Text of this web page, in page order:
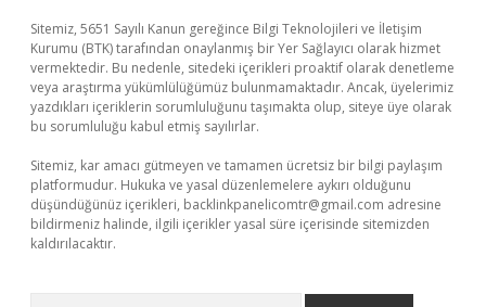
Sitemiz, 5651 Sayılı Kanun gereğince Bilgi Teknolojileri ve İletişim
Kurumu (BTK) tarafından onaylanmış bir Yer Sağlayıcı olarak hizmet
vermektedir. Bu nedenle, sitedeki içerikleri proaktif olarak denetleme
veya araştırma yükümlülüğümüz bulunmamaktadır. Ancak, üyelerimiz
yazdıkları içeriklerin sorumluluğunu taşımakta olup, siteye üye olarak
bu sorumluluğu kabul etmiş sayılırlar.
Sitemiz, kar amacı gütmeyen ve tamamen ücretsiz bir bilgi paylaşım
platformudur. Hukuka ve yasal düzenlemelere aykırı olduğunu
düşündüğünüz içerikleri, backlinkpanelicomtr@gmail.com adresine
bildirmeniz halinde, ilgili içerikler yasal süre içerisinde sitemizden
kaldırılacaktır.